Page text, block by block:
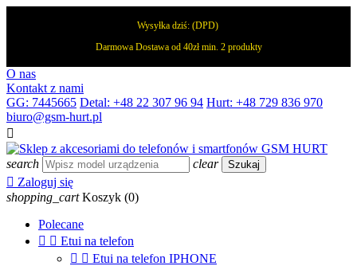
Wysyłka dziś: (DPD)
Darmowa Dostawa od 40zł min. 2 produkty
O nas
Kontakt z nami
GG: 7445665 Detal: +48 22 307 96 94 Hurt: +48 729 836 970
biuro@gsm-hurt.pl

search clear Szukaj
 Zaloguj się
shopping_cart Koszyk (0)
Polecane
  Etui na telefon
  Etui na telefon IPHONE